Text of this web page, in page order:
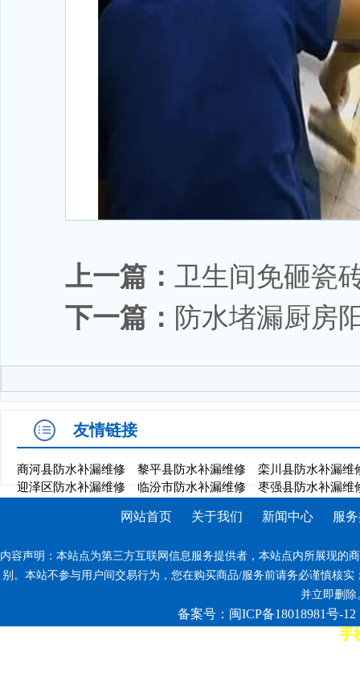
上一篇： 卫生间免砸瓷
下一篇： 防水堵漏厨房
友情链接
商河县防水补漏维修 黎平县防水补漏维修
栾川县防水补漏维
迎泽区防水补漏维修
临汾市防水补漏维修 枣强县防水补漏维
网站首页 关于我们 新闻中心 服
内容声明：本站点为第三方互联网信息服务提供者，本站点内所展现的
别。本站不参与用户间交易行为，您在购买商品/服务前请务必谨慎核
并立即删除
备案号：闽ICP备18018981号-12
7*12小时客服热线: 康师傅手